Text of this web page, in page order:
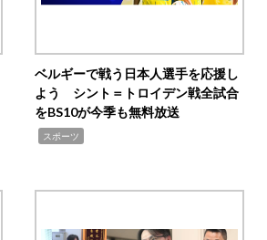
ベルギーで戦う日本人選手を応援し
よう シント＝トロイデン戦全試合
をBS10が今季も無料放送
スポーツ